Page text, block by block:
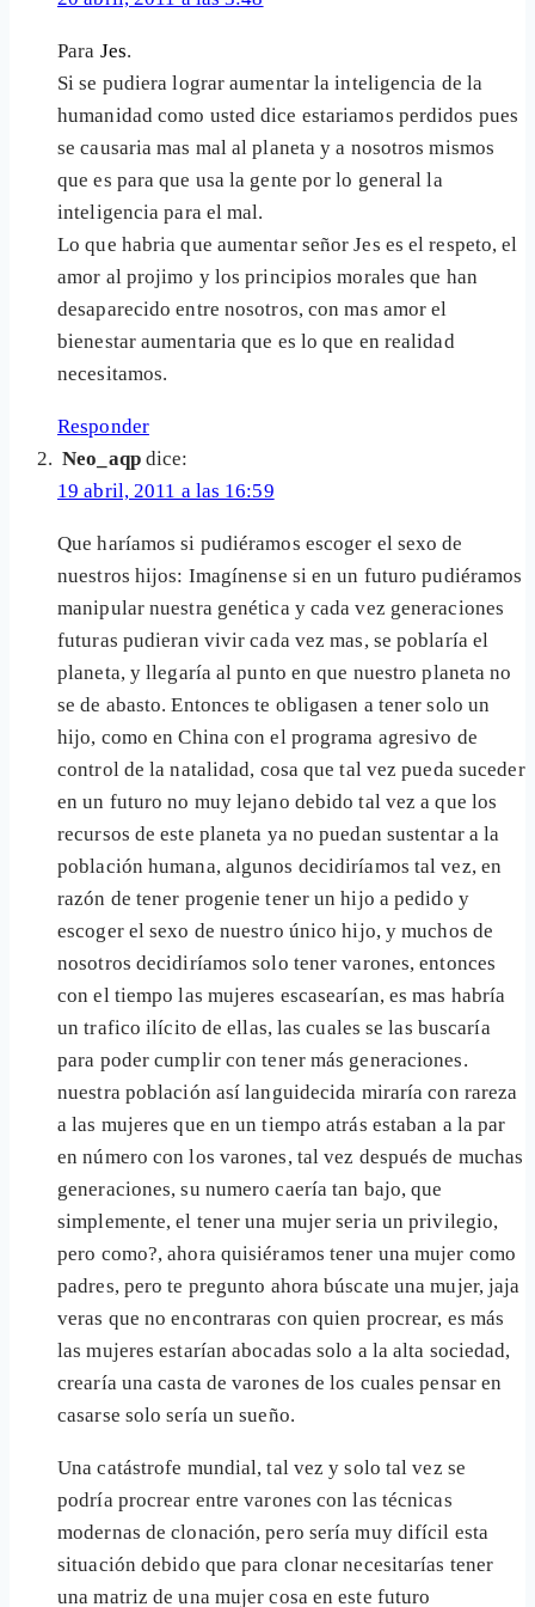
Para Jes.
Si se pudiera lograr aumentar la inteligencia de la
humanidad como usted dice estariamos perdidos pues
se causaria mas mal al planeta y a nosotros mismos
que es para que usa la gente por lo general la
inteligencia para el mal.
Lo que habria que aumentar señor Jes es el respeto, el
amor al projimo y los principios morales que han
desaparecido entre nosotros, con mas amor el
bienestar aumentaria que es lo que en realidad
necesitamos.
Responder
Neo_aqp dice:
19 abril, 2011 a las 16:59
Que haríamos si pudiéramos escoger el sexo de
nuestros hijos: Imagínense si en un futuro pudiéramos
manipular nuestra genética y cada vez generaciones
futuras pudieran vivir cada vez mas, se poblaría el
planeta, y llegaría al punto en que nuestro planeta no
se de abasto. Entonces te obligasen a tener solo un
hijo, como en China con el programa agresivo de
control de la natalidad, cosa que tal vez pueda suceder
en un futuro no muy lejano debido tal vez a que los
recursos de este planeta ya no puedan sustentar a la
población humana, algunos decidiríamos tal vez, en
razón de tener progenie tener un hijo a pedido y
escoger el sexo de nuestro único hijo, y muchos de
nosotros decidiríamos solo tener varones, entonces
con el tiempo las mujeres escasearían, es mas habría
un trafico ilícito de ellas, las cuales se las buscaría
para poder cumplir con tener más generaciones.
nuestra población así languidecida miraría con rareza
a las mujeres que en un tiempo atrás estaban a la par
en número con los varones, tal vez después de muchas
generaciones, su numero caería tan bajo, que
simplemente, el tener una mujer seria un privilegio,
pero como?, ahora quisiéramos tener una mujer como
padres, pero te pregunto ahora búscate una mujer, jaja
veras que no encontraras con quien procrear, es más
las mujeres estarían abocadas solo a la alta sociedad,
crearía una casta de varones de los cuales pensar en
casarse solo sería un sueño.
Una catástrofe mundial, tal vez y solo tal vez se
podría procrear entre varones con las técnicas
modernas de clonación, pero sería muy difícil esta
situación debido que para clonar necesitarías tener
una matriz de una mujer cosa en este futuro